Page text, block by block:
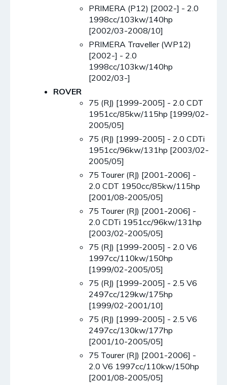
PRIMERA (P12) [2002-] - 2.0
1998cc/103kw/140hp
[2002/03-2008/10]
PRIMERA Traveller (WP12)
[2002-] - 2.0
1998cc/103kw/140hp
[2002/03-]
ROVER
75 (RJ) [1999-2005] - 2.0 CDT
1951cc/85kw/115hp [1999/02-
2005/05]
75 (RJ) [1999-2005] - 2.0 CDTi
1951cc/96kw/131hp [2003/02-
2005/05]
75 Tourer (RJ) [2001-2006] -
2.0 CDT 1950cc/85kw/115hp
[2001/08-2005/05]
75 Tourer (RJ) [2001-2006] -
2.0 CDTi 1951cc/96kw/131hp
[2003/02-2005/05]
75 (RJ) [1999-2005] - 2.0 V6
1997cc/110kw/150hp
[1999/02-2005/05]
75 (RJ) [1999-2005] - 2.5 V6
2497cc/129kw/175hp
[1999/02-2001/10]
75 (RJ) [1999-2005] - 2.5 V6
2497cc/130kw/177hp
[2001/10-2005/05]
75 Tourer (RJ) [2001-2006] -
2.0 V6 1997cc/110kw/150hp
[2001/08-2005/05]